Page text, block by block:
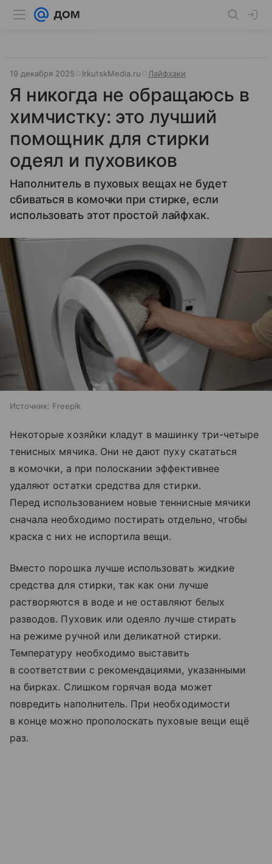
19 декабря 2025 IrkutskMedia.ru Лайфхаки
Я никогда не обращаюсь в
химчистку: это лучший
помощник для стирки
одеял и пуховиков
Наполнитель в пуховых вещах не будет
сбиваться в комочки при стирке, если
использовать этот простой лайфхак.
Источник: Freepik
Некоторые хозяйки кладут в машинку три-четыре
тенисных мячика. Они не дают пуху скататься
в комочки, а при полоскании эффективнее
удаляют остатки средства для стирки.
Перед использованием новые теннисные мячики
сначала необходимо постирать отдельно, чтобы
краска с них не испортила вещи.
Вместо порошка лучше использовать жидкие
средства для стирки, так как они лучше
растворяются в воде и не оставляют белых
разводов. Пуховик или одеяло лучше стирать
на режиме ручной или деликатной стирки.
Температуру необходимо выставить
в соответствии с рекомендациями, указанными
на бирках. Слишком горячая вода может
повредить наполнитель. При необходимости
в конце можно прополоскать пуховые вещи ещё
раз.